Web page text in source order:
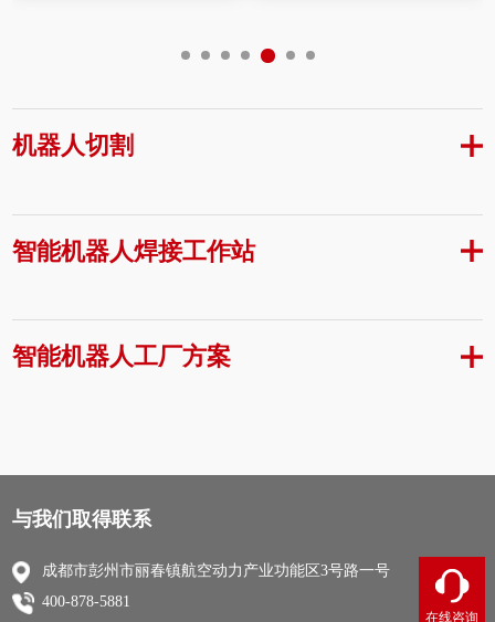
机器人切割
智能机器人焊接工作站
智能机器人工厂方案
在线咨询
与我们取得联系
成都市彭州市丽春镇航空动力产业功能区3号路一号
400-878-5881